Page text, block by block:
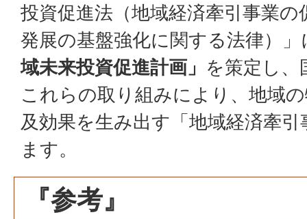
投資促進法（地域経済牽引事業
発展の基盤強化に関する法律）
域未来投資促進計画」 を策定し、
これらの取り組みにより、地域
及効果を生み出す「地域経済牽
ます。
『参考』